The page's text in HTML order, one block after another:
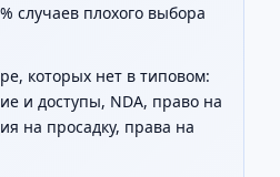
случаев плохого выбора
которых нет в типовом:
и доступы, NDA, право на
на просадку, права на